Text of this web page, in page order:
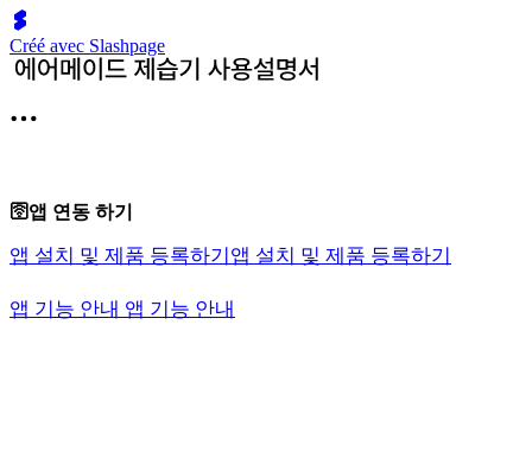
Créé avec Slashpage
🛜앱 연동 하기
앱 설치 및 제품 등록하기 앱 설치 및 제품 등록하기
앱 기능 안내 앱 기능 안내